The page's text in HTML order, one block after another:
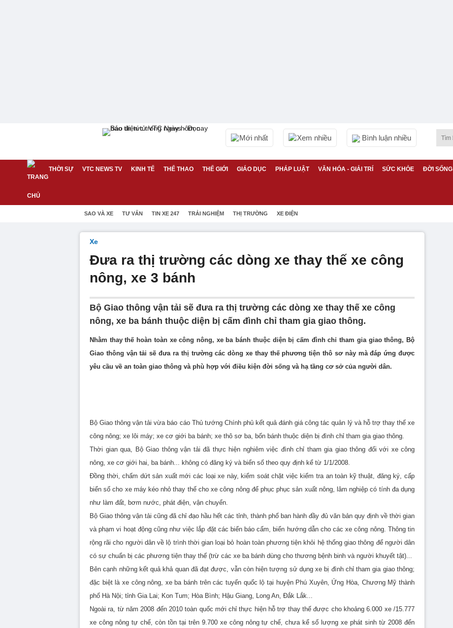
Mới nhất Xem nhiều Bình luận nhiều
THỜI SỰ VTC NEWS TV KINH TẾ THỂ THAO THẾ GIỚI GIÁO DỤC PHÁP LUẬT VĂN HÓA - GIẢI TRÍ SỨC KHỎE ĐỜI SỐNG
SAO VÀ XE TƯ VẤN TIN XE 247 TRẢI NGHIỆM THỊ TRƯỜNG XE ĐIỆN
Xe
Đưa ra thị trường các dòng xe thay thế xe công
nông, xe 3 bánh
Bộ Giao thông vận tải sẽ đưa ra thị trường các dòng xe thay thế xe công
nông, xe ba bánh thuộc diện bị cấm đình chỉ tham gia giao thông.
Nhằm thay thế hoàn toàn xe công nông, xe ba bánh thuộc diện bị cấm đình chỉ tham gia giao thông, Bộ
Giao thông vận tải sẽ đưa ra thị trường các dòng xe thay thế phương tiện thô sơ này mà đáp ứng được
yêu cầu về an toàn giao thông và phù hợp với điều kiện đời sống và hạ tầng cơ sở của người dân.
Bộ Giao thông vận tải vừa báo cáo Thủ tướng Chính phủ kết quả đánh giá công tác quản lý và hỗ trợ thay thế xe
công nông; xe lôi máy; xe cơ giới ba bánh; xe thô sơ ba, bốn bánh thuộc diện bị đình chỉ tham gia giao thông.
Thời gian qua, Bộ Giao thông vận tải đã thực hiện nghiêm việc đình chỉ tham gia giao thông đối với xe công
nông, xe cơ giới hai, ba bánh... không có đăng ký và biển số theo quy định kể từ 1/1/2008.
Đồng thời, chấm dứt sản xuất mới các loại xe này, kiểm soát chặt việc kiểm tra an toàn kỹ thuật, đăng ký, cấp
biển số cho xe máy kéo nhỏ thay thế cho xe công nông để phục phục sản xuất nông, lâm nghiệp có tính đa dụng
như làm đất, bơm nước, phát điện, vận chuyển.
Bộ Giao thông vận tải cũng đã chỉ đạo hầu hết các tỉnh, thành phố ban hành đầy đủ văn bản quy định về thời gian
và phạm vi hoạt động cũng như việc lắp đặt các biển báo cấm, biển hướng dẫn cho các xe công nông. Thông tin
rộng rãi cho người dân về lộ trình thời gian loại bỏ hoàn toàn phương tiện khỏi hệ thống giao thông để người dân
có sự chuẩn bị các phương tiện thay thế (trừ các xe ba bánh dùng cho thương bệnh binh và người khuyết tật)...
Bên cạnh những kết quả khả quan đã đạt được, vẫn còn hiện tượng sử dụng xe bị đình chỉ tham gia giao thông;
đặc biệt là xe công nông, xe ba bánh trên các tuyến quốc lộ tại huyện Phú Xuyên, Ứng Hòa, Chương Mỹ thành
phố Hà Nội; tỉnh Gia Lai; Kon Tum; Hòa Bình; Hậu Giang, Long An, Đắk Lắk...
Ngoài ra, từ năm 2008 đến 2010 toàn quốc mới chỉ thực hiện hỗ trợ thay thế được cho khoảng 6.000 xe /15.777
xe công nông tự chế, còn tồn tại trên 9.700 xe công nông tự chế, chưa kể số lượng xe phát sinh từ 2008 đến